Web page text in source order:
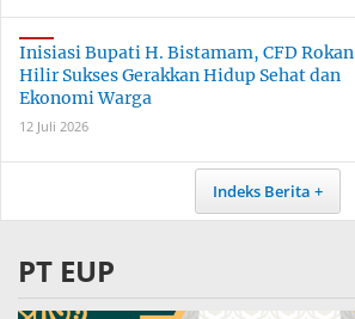
Inisiasi Bupati H. Bistamam, CFD Rokan
Hilir Sukses Gerakkan Hidup Sehat dan
Ekonomi Warga
12 Juli 2026
Indeks Berita
PT EUP